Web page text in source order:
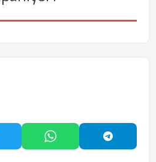
Paylaş
WhatsApp'ta Paylaş